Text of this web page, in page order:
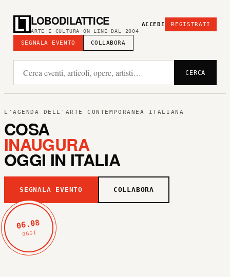
LOBODILATTICE
ARTE E CULTURA ON LINE DAL 2004
SEGNALA EVENTO COLLABORA
ACCEDI REGISTRATI
CERCA
L'AGENDA DELL'ARTE CONTEMPORANEA ITALIANA
COSA
INAUGURA
OGGI IN ITALIA
SEGNALA EVENTO COLLABORA
06.08
OGGI